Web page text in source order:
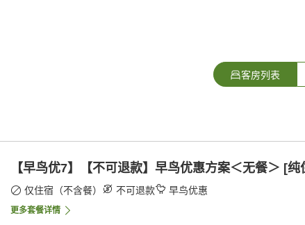
客房列表
【早鸟优7】【不可退款】早鸟优惠方案＜无餐＞ [纯
仅住宿（不含餐） 不可退款 早鸟优惠
更多套餐详情